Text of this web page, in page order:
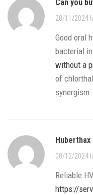
can you
28/11/2024
Good oral
bacterial
without a
of
synergism
Huberthax
08/12/2024
Reliable
https://